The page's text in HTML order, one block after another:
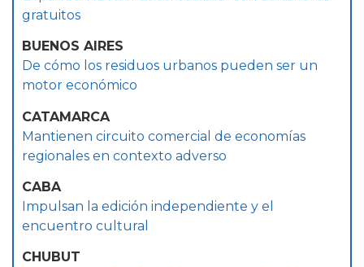
gratuitos
BUENOS AIRES
De cómo los residuos urbanos pueden ser un
motor económico
CATAMARCA
Mantienen circuito comercial de economías
regionales en contexto adverso
CABA
Impulsan la edición independiente y el
encuentro cultural
CHUBUT